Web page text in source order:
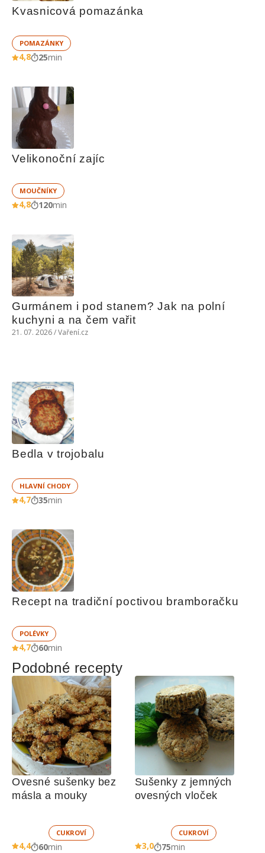
Kvasnicová pomazánka
POMAZÁNKY
4,8 25min
Velikonoční zajíc
MOUČNÍKY
4,8 120min
Gurmánem i pod stanem? Jak na polní
kuchyni a na čem vařit
21. 07. 2026 / Vaření.cz
Bedla v trojobalu
HLAVNÍ CHODY
4,7 35min
Recept na tradiční poctivou bramboračku
POLÉVKY
4,7 60min
Podobné recepty
Ovesné sušenky bez
másla a mouky
CUKROVÍ
4,4 60min
Sušenky z jemných
ovesných vloček
CUKROVÍ
3,0 75min